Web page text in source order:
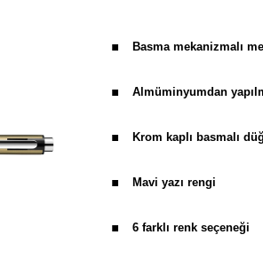
. Basma mekanizmalı
. Almüminyumdan
. Krom kaplı basmalı
. Mavi yazı rengi
. 6 farklı renk seçeneği